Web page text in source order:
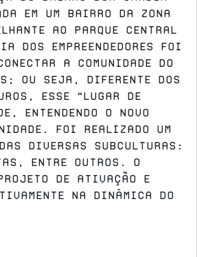
em um bairro da zona
ao parque central
dos empreendedores foi
a comunidade do
ou seja, diferente dos
esse “lugar de
entendendo o novo
Foi realizado um
diversas subculturas:
entre outros. O
de ativação e
na dinâmica do